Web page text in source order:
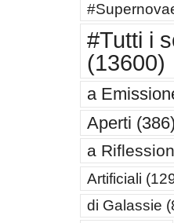
#Tutti i
(13600)
a
Aperti (386)
a
Artificiali
di Galassie